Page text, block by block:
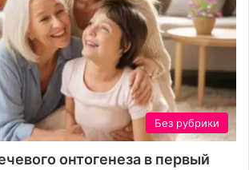
Без рубрики
онтогенеза в первый